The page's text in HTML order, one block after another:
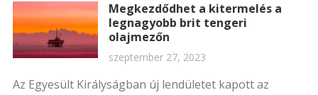
Megkezdődhet a kitermelés a
legnagyobb brit tengeri
olajmezőn
szeptember 27, 2023
Az Egyesült Királyságban új lendületet kapott az